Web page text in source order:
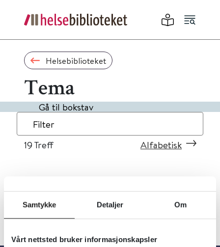
Samtykke Detaljer Om
Vårt nettsted bruker informasjonskapsler
Helsebiblioteket
Tema
Gå til bokstav
Filter
19 Treff Alfabetisk
« 1